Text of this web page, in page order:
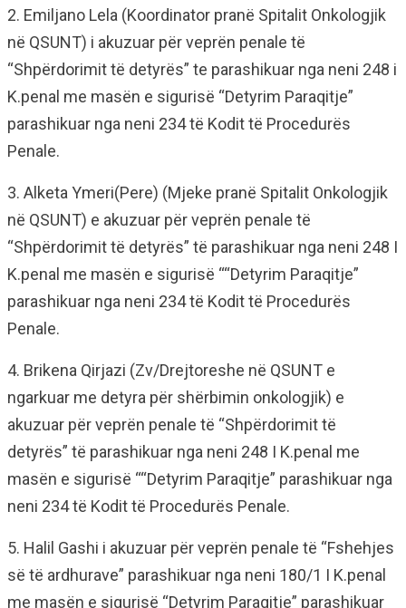
2. Emiljano Lela (Koordinator pranë Spitalit Onkologjik
në QSUNT) i akuzuar për veprën penale të
“Shpërdorimit të detyrës” te parashikuar nga neni 248 i
K.penal me masën e sigurisë “Detyrim Paraqitje”
parashikuar nga neni 234 të Kodit të Procedurës
Penale.
3. Alketa Ymeri(Pere) (Mjeke pranë Spitalit Onkologjik
në QSUNT) e akuzuar për veprën penale të
“Shpërdorimit të detyrës” të parashikuar nga neni 248 I
K.penal me masën e sigurisë ““Detyrim Paraqitje”
parashikuar nga neni 234 të Kodit të Procedurës
Penale.
4. Brikena Qirjazi (Zv/Drejtoreshe në QSUNT e
ngarkuar me detyra për shërbimin onkologjik) e
akuzuar për veprën penale të “Shpërdorimit të
detyrës” të parashikuar nga neni 248 I K.penal me
masën e sigurisë ““Detyrim Paraqitje” parashikuar nga
neni 234 të Kodit të Procedurës Penale.
5. Halil Gashi i akuzuar për veprën penale të “Fshehjes
së të ardhurave” parashikuar nga neni 180/1 I K.penal
me masën e sigurisë “Detyrim Paraqitje” parashikuar